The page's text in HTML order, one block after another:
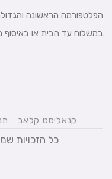
הפלטפורמה הראשונה
במשלוח עד הבית או
קנאליסט קלאב
כל הזכויות שמורות